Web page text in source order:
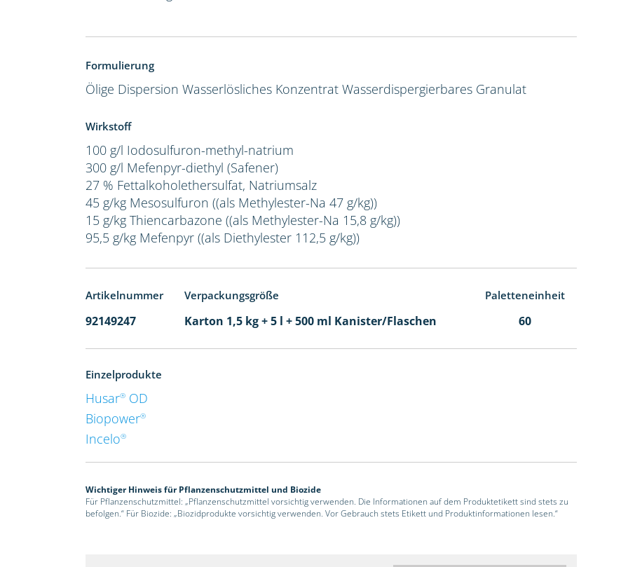
Formulierung
Ölige Dispersion Wasserlösliches Konzentrat Wasserdispergierbares Granulat
Wirkstoff
100 g/l Iodosulfuron-methyl-natrium
300 g/l Mefenpyr-diethyl (Safener)
27 % Fettalkoholethersulfat, Natriumsalz
45 g/kg Mesosulfuron ((als Methylester-Na 47 g/kg))
15 g/kg Thiencarbazone ((als Methylester-Na 15,8 g/kg))
95,5 g/kg Mefenpyr ((als Diethylester 112,5 g/kg))
Artikelnummer Verpackungsgröße Paletteneinheit
92149247 Karton 1,5 kg + 5 l + 500 ml Kanister/Flaschen 60
Einzelprodukte
Husar® OD
Biopower®
Incelo®
Wichtiger Hinweis für Pflanzenschutzmittel und Biozide
Für Pflanzenschutzmittel: „Pflanzenschutzmittel vorsichtig verwenden. Die Informationen auf dem Produktetikett sind stets zu
befolgen.“ Für Biozide: „Biozidprodukte vorsichtig verwenden. Vor Gebrauch stets Etikett und Produktinformationen lesen.“